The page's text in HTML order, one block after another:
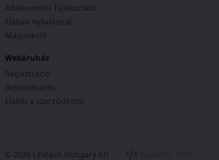
Adatkezelési Tájékoztató
Elállási nyilatkozat
Magunkról
Webáruház
Regisztráció
Bejelentkezés
Elállás a szerződéstől
© 2026 Lifetech Hungary Kft.